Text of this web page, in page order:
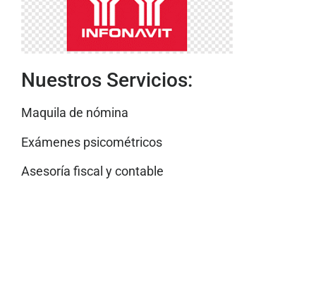
Nuestros Servicios:
Maquila de nómina
Exámenes psicométricos
Asesoría fiscal y contable